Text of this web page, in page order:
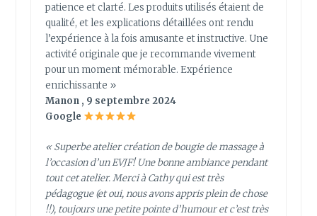
patience et clarté. Les produits utilisés étaient de
qualité, et les explications détaillées ont rendu
l’expérience à la fois amusante et instructive. Une
activité originale que je recommande vivement
pour un moment mémorable. Expérience
enrichissante »
Manon , 9 septembre 2024
Google
« Superbe atelier création de bougie de massage à
l’occasion d’un EVJF! Une bonne ambiance pendant
tout cet atelier. Merci à Cathy qui est très
pédagogue (et oui, nous avons appris plein de chose
!!), toujours une petite pointe d’humour et c’est très